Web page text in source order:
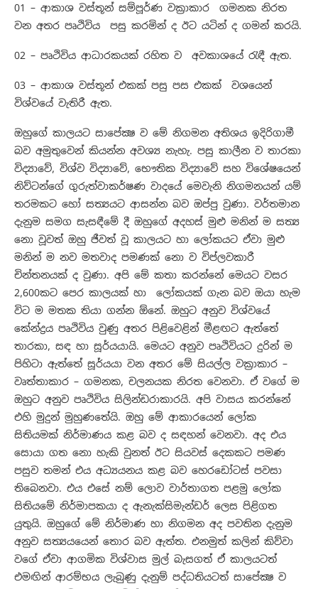
01 – ආකාශ වස්තූන් සම්පූර්ණ වක්‍රාකාර ගමනක නිරත
වන අතර පෘථිවිය පසු කරමින් ද ඊට යටින් ද ගමන් කරයි.
02 – පෘථිවිය ආධාරකයක් රහිත ව අවකාශයේ රැඳී ඇත.
03 – ආකාශ වස්තූන් එකක් පසු පස එකක් වශයෙන්
විශ්වයේ වැතිරී ඇත.
ඔහුගේ කාලයට සාපේක්‍ෂ ව මේ නිගමන අතිශය ඉදිරිගාමී
බව අමුතුවෙන් කියන්න අවශ්‍ය නැහැ. පසු කාලීන ව තාරකා
විද්‍යාවේ, විශ්ව විද්‍යාවේ, භෞතික විද්‍යාවේ සහ විශේෂයෙන්
නිව්ටන්ගේ ගුරුත්වාකර්ෂණ වාදයේ මෙවැනි නිගමනයන් යම්
තරමකට හෝ සත්‍යයට ආසන්න බව ඔප්පු වුණා. වර්තමාන
දැනුම සමග සැසඳීමේ දී ඔහුගේ අදහස් මුළු මනින් ම සත්‍ය
නො වූවත් ඔහු ජීවත් වූ කාලයට හා ලෝකයට ඒවා මුළු
මනින් ම නව මතවාද පමණක් නො ව විප්ලවකාරී
චින්තනයක් ද වුණා. අපි මේ කතා කරන්නේ මෙයට වසර
2,600කට පෙර කාලයක් හා ලෝකයක් ගැන බව ඔයා හැම
විට ම මතක තියා ගන්න ඕනේ. ඔහුට අනුව විශ්වයේ
කේන්ද්‍රය පෘථිවිය වුණු අතර පිළිවෙළින් මීළඟට ඇත්තේ
තාරකා, සඳ හා සූර්යයායි. මෙයට අනුව පෘථිවියට දුරින් ම
පිහිටා ඇත්තේ සූර්යයා වන අතර මේ සියල්ල වක්‍රාකාර –
වෘත්තාකාර – ගමනක, චලනයක නිරත වෙනවා. ඒ වගේ ම
ඔහුට අනුව පෘථිවිය සිලින්ඩරාකාරයි. අපි වාසය කරන්නේ
එහි මුදුන් මුහුණතේයි. ඔහු මේ ආකාරයෙන් ලෝක
සිතියමක් නිර්මාණය කළ බව ද සඳහන් වෙනවා. අද එය
සොයා ගත නො හැකි වුනත් ඊට සියවස් දෙකකට පමණ
පසුව තමන් එය අධ්‍යයනය කළ බව හෙරඩෝටස් පවසා
තිබෙනවා. එය එසේ නම් ලොව වාර්තාගත පළමු ලෝක
සිතියමේ නිර්මාපකයා ද ඇනැක්සිමැන්ඩර් ලෙස පිළිගත
යුතුයි. ඔහුගේ මේ නිර්මාණ හා නිගමන අද පවතින දැනුම
අනුව සත්‍යයයෙන් තොර බව ඇත්ත. එනමුත් කලින් කිව්වා
වගේ ඒවා ආගමික විශ්වාස මුල් බැසගත් ඒ කාලයටත්
එමඟින් ආරම්භය ලැබුණු දැනුම් පද්ධතියටත් සාපේක්‍ෂ ව